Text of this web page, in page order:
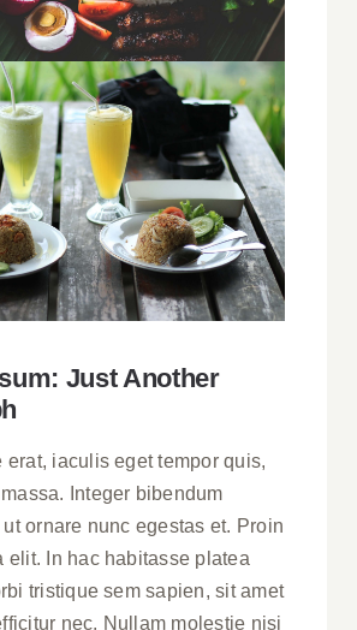
Just Another
erat, iaculis eget tempor quis,
Integer bibendum
ornare nunc egestas et. Proin
elit. In hac habitasse platea
tristique sem sapien, sit amet
nec. Nullam molestie nisi